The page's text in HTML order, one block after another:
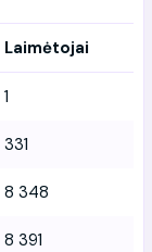
Laimėtojai
1
331
8 348
8 391